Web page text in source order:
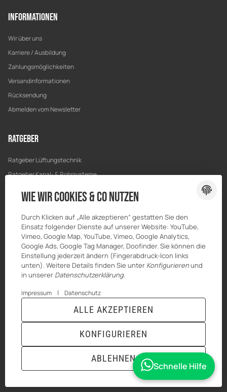
Informationen
Wir über uns
Karriere / Ausbildung
Zahlungsmöglichkeiten
Versandinformationen
Rücksendung
Abmelden vom Newsletter
Ratgeber
Ratgeber Lüftungstechnik
Ratgeber Kanal- & Rohrsysteme
Ratgeber Bau & Trockenbau
* Alle Preise inkl. gesetzlicher USt., zzgl.
ANMELDEN MENÜ WARENKORB
Wie wir Cookies & Co nutzen
Durch Klicken auf „Alle akzeptieren“ gestatten Sie den
Einsatz folgender Dienste auf unserer Website: YouTube,
Vimeo, Google Map, YouTube, Vimeo, Google Analytics,
Google Ads, Google Tag Manager, Doofinder. Sie können die
Einstellung jederzeit ändern (Fingerabdruck-Icon links
unten). Weitere Details finden Sie unter Konfigurierenund
in unserer Datenschutzerklärung.
Impressum | Datenschutz
ABLEHNEN
KONFIGURIEREN
ALLE AKZEPTIEREN
Schnelle Hilfe